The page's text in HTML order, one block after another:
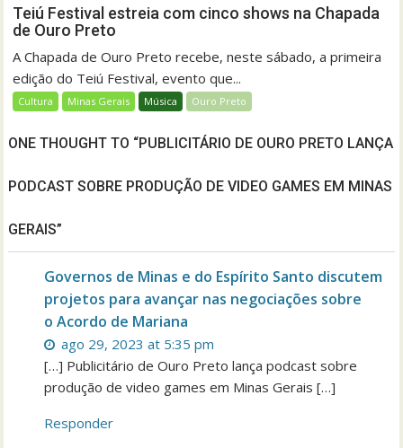
Teiú Festival estreia com cinco shows na Chapada
de Ouro Preto
A Chapada de Ouro Preto recebe, neste sábado, a primeira
edição do Teiú Festival, evento que...
Cultura Minas Gerais Música Ouro Preto
ONE THOUGHT TO “PUBLICITÁRIO DE OURO PRETO LANÇA
PODCAST SOBRE PRODUÇÃO DE VIDEO GAMES EM MINAS
GERAIS”
Governos de Minas e do Espírito Santo discutem
projetos para avançar nas negociações sobre
o Acordo de Mariana
ago 29, 2023 at 5:35 pm
[…] Publicitário de Ouro Preto lança podcast sobre
produção de video games em Minas Gerais […]
Responder